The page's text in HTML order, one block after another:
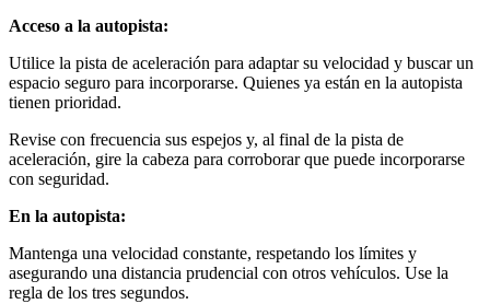
Acceso a la autopista:
Utilice la pista de aceleración para adaptar su velocidad y buscar un
espacio seguro para incorporarse. Quienes ya están en la autopista
tienen prioridad.
Revise con frecuencia sus espejos y, al final de la pista de
aceleración, gire la cabeza para corroborar que puede incorporarse
con seguridad.
En la autopista:
Mantenga una velocidad constante, respetando los límites y
asegurando una distancia prudencial con otros vehículos. Use la
regla de los tres segundos.